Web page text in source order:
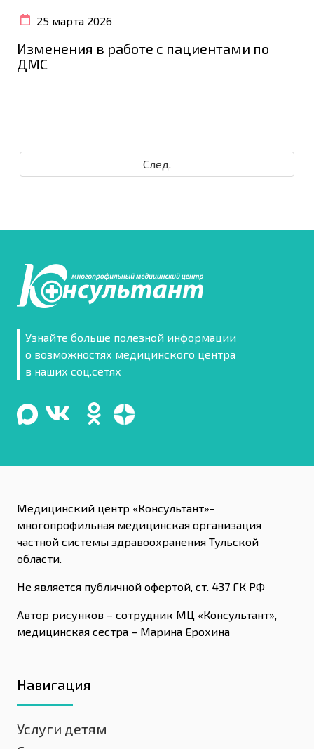
25 марта 2026
Изменения в работе с пациентами по
ДМС
След.
Узнайте больше полезной информации
о возможностях медицинского центра
в наших соц.сетях
Медицинский центр «Консультант»-
многопрофильная медицинская организация
частной системы здравоохранения Тульской
области.
Не является публичной офертой, ст. 437 ГК РФ
Автор рисунков – сотрудник МЦ «Консультант»,
медицинская сестра – Марина Ерохина
Навигация
Услуги детям